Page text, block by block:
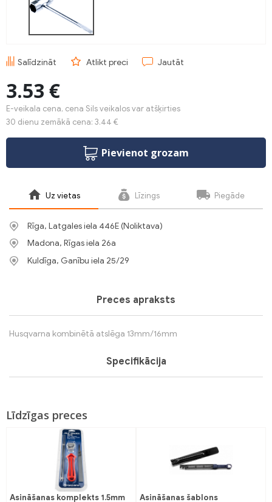
Salīdzināt Atlikt preci Jautāt
3.53 €
E-veikala cena, cena Sils veikalos var atšķirties
30 dienu zemākā cena: 3.44 €
Pievienot grozam
Uz vietas Līzings Piegāde
Rīga, Latgales iela 446E (Noliktava)
Madona, Rīgas iela 26a
Kuldīga, Ganību iela 25/29
Preces apraksts
Husqvarna kombinētā atslēga 13mm/16mm
Specifikācija
Līdzīgas preces
Asināšanas komplekts 1.5mm
Asināšanas šablons